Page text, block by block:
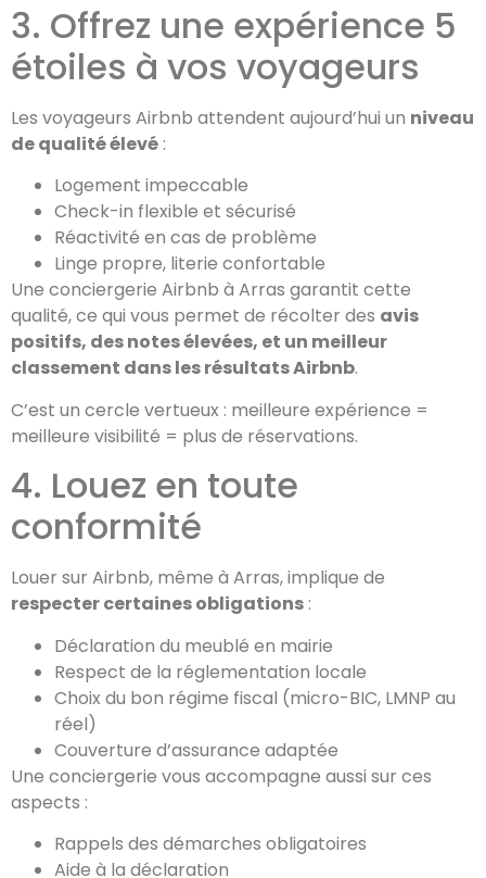
3. Offrez une expérience 5
étoiles à vos voyageurs
Les voyageurs Airbnb attendent aujourd’hui un niveau
de qualité élevé :
Logement impeccable
Check-in flexible et sécurisé
Réactivité en cas de problème
Linge propre, literie confortable
Une conciergerie Airbnb à Arras garantit cette
qualité, ce qui vous permet de récolter des avis
positifs, des notes élevées, et un meilleur
classement dans les résultats Airbnb.
C’est un cercle vertueux : meilleure expérience =
meilleure visibilité = plus de réservations.
4. Louez en toute
conformité
Louer sur Airbnb, même à Arras, implique de
respecter certaines obligations :
Déclaration du meublé en mairie
Respect de la réglementation locale
Choix du bon régime fiscal (micro-BIC, LMNP au
réel)
Couverture d’assurance adaptée
Une conciergerie vous accompagne aussi sur ces
aspects :
Rappels des démarches obligatoires
Aide à la déclaration